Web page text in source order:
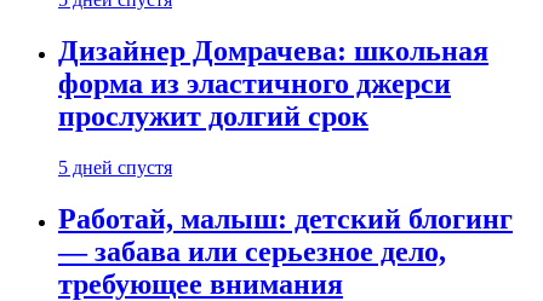
Дизайнер Домрачева: школьная
форма из эластичного джерси
прослужит долгий срок
5 дней спустя
Работай, малыш: детский блогинг
— забава или серьезное дело,
требующее внимания